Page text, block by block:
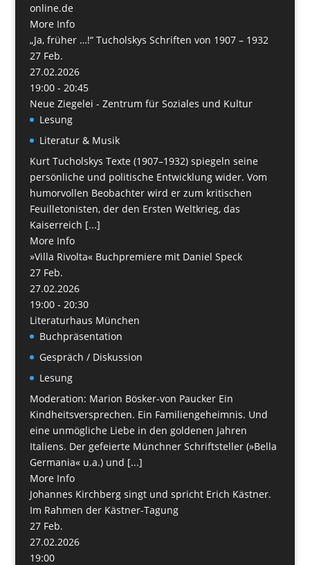
online.de
More Info
„Ja, früher …!“ Tucholskys Schriften von 1907 – 1932
27 Feb.
27.02.2026
19:00 - 20:45
Neue Ziegelei - Zentrum für Soziales und Kultur
Lesung
Literatur & Musik
Kurt Tucholskys Texte (1907–1932) spiegeln seine
persönliche und politische Entwicklung wider. Vom
humorvollen Beobachter wird er zum kritischen
Feuilletonisten, der den Ersten Weltkrieg, das
Kaiserreich [...]
More Info
»Villa Rivolta« Buchpremiere mit Daniel Speck
27 Feb.
27.02.2026
19:00 - 20:30
Literaturhaus München
Buchpräsentation
Gespräch / Diskussion
Lesung
Moderation: Marion Bösker-von Paucker Ein
Kindheitsversprechen. Ein Familiengeheimnis. Und
eine unmögliche Liebe in den goldenen Jahren
Italiens. Der gefeierte Münchner Schriftsteller (»Bella
Germania« u.a.) und [...]
More Info
Johannes Kirchberg singt und spricht Erich Kästner.
Im Rahmen der Kästner-Tagung
27 Feb.
27.02.2026
19:00